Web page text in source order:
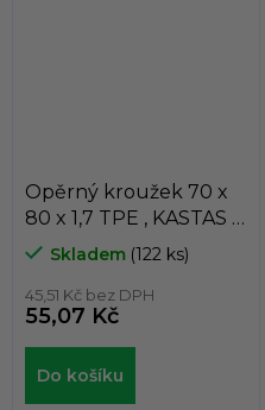
Opěrný kroužek 70 x
80 x 1,7 TPE , KASTAS ,
K81-070/1
Skladem (122 ks)
45,51 Kč bez DPH
55,07 Kč
Do košíku